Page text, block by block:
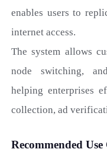
enables users to
internet access.
The system allows
node switching,
helping enterprises
collection, ad
Recommended Use